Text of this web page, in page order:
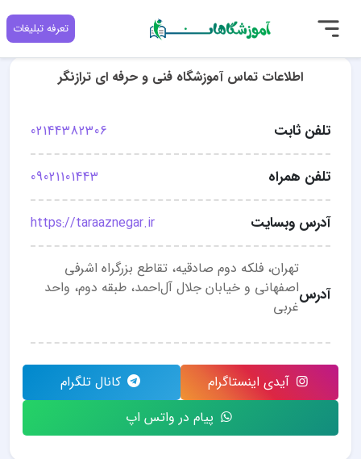
تعرفه تبلیغات
اطلاعات تماس آموزشگاه فنی و حرفه ای ترازنگر
تلفن ثابت 02144382306
تلفن همراه 09021101443
آدرس وبسایت https://taraaznegar.ir
آدرس
تهران، فلکه دوم صادقیه، تقاطع بزرگراه اشرفی
اصفهانی و خیابان جلال‌ آل‌احمد، طبقه دوم، واحد
غربی
آیدی اینستاگرام
کانال تلگرام
پیام در واتس اپ